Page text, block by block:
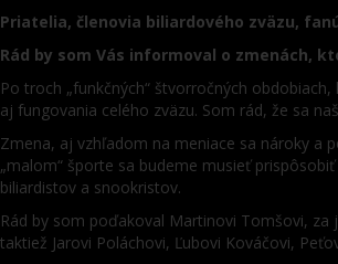
Priatelia, členovia biliardového zväzu,
Rád by som Vás informoval o zmenách,
Po troch „funkčných“ štvorročných
aj fungovania celého zväzu. Som rád, že sa
Zmena, aj vzhľadom na meniace sa nároky a
„malom“ športe sa budeme musieť
biliardistov a snookristov.
Rád by som poďakoval Martinovi Tomšovi,
taktiež Jarovi Poláchovi, Ľubovi Kováčovi,